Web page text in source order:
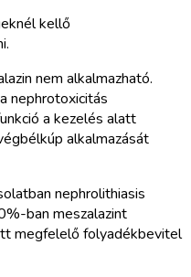
kellő
nem alkalmazható.
nephrotoxicitás
a kezelés alatt
alkalmazását
nephrolithiasis
ban meszalazint
megfelelő folyadékbevitel